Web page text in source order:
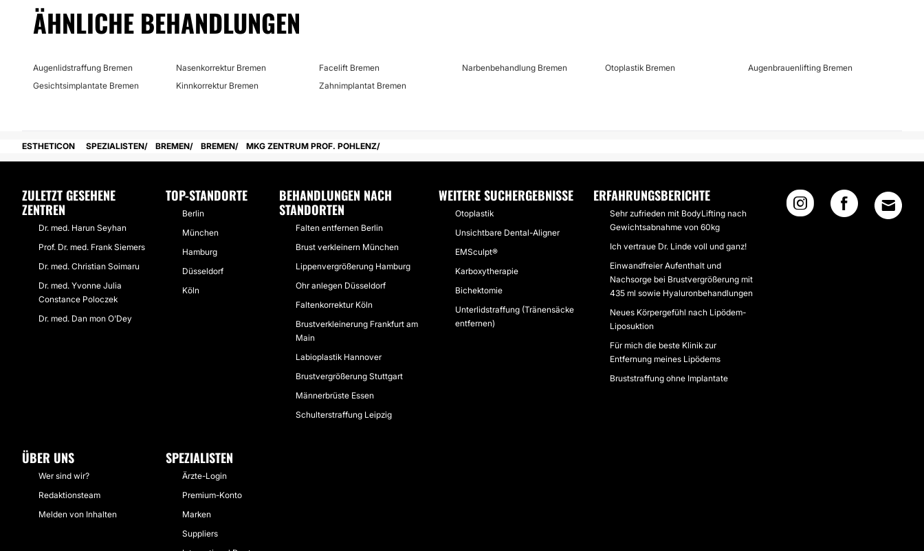
ÄHNLICHE BEHANDLUNGEN
Augenlidstraffung Bremen Nasenkorrektur Bremen Facelift Bremen Narbenbehandlung Bremen Otoplastik Bremen
Augenbrauenlifting Bremen
Gesichtsimplantate Bremen
Kinnkorrektur Bremen Zahnimplantat Bremen
ESTHETICON SPEZIALISTEN BREMEN BREMEN MKG ZENTRUM PROF. POHLENZ
ZULETZT GESEHENE
ZENTREN
Dr. med. Harun Seyhan
Prof. Dr. med. Frank Siemers
Dr. med. Christian Soimaru
Dr. med. Yvonne Julia
Constance Poloczek
Dr. med. Dan mon O'Dey
TOP-STANDORTE
Berlin
München
Hamburg
Düsseldorf
Köln
BEHANDLUNGEN NACH
STANDORTEN
Falten entfernen Berlin
Brust verkleinern München
Lippenvergrößerung Hamburg
Ohr anlegen Düsseldorf
Faltenkorrektur Köln
Brustverkleinerung Frankfurt am
Main
Labioplastik Hannover
Brustvergrößerung Stuttgart
Männerbrüste Essen
Schulterstraffung Leipzig
WEITERE SUCHERGEBNISSE
Otoplastik
Unsichtbare Dental-Aligner
EMSculpt®
Karboxytherapie
Bichektomie
Unterlidstraffung (Tränensäcke
entfernen)
ERFAHRUNGSBERICHTE
Sehr zufrieden mit BodyLifting nach
Gewichtsabnahme von 60kg
Ich vertraue Dr. Linde voll und ganz!
Einwandfreier Aufenthalt und
Nachsorge bei Brustvergrößerung mit
435 ml sowie Hyaluronbehandlungen
Neues Körpergefühl nach Lipödem-
Liposuktion
Für mich die beste Klinik zur
Entfernung meines Lipödems
Bruststraffung ohne Implantate
ÜBER UNS
Wer sind wir?
Redaktionsteam
Melden von Inhalten
SPEZIALISTEN
Ärzte-Login
Premium-Konto
Marken
Suppliers